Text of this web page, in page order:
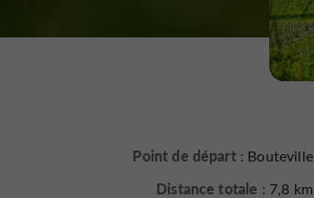
Point de départ : Bouteville
Distance totale : 7,8 km